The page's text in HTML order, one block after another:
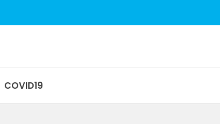
COVID19